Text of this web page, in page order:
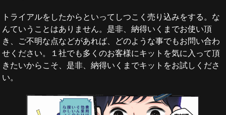
トライアルをしたからといってしつこく売り込みをする。な
んていうことはありません。是非、納得いくまでお使い頂
き、ご不明な点などがあれば、どのような事でもお問い合わ
せください。１社でも多くのお客様にキットを気に入って頂
きたいからこそ、是非、納得いくまでキットをお試しくださ
い。